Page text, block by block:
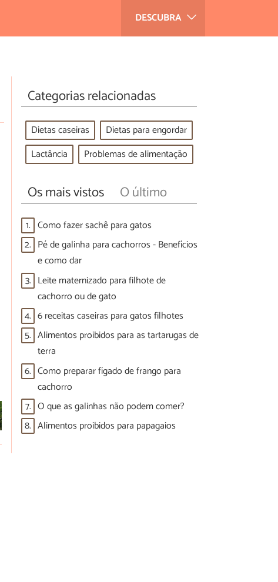
DESCUBRA
Categorias relacionadas
Dietas caseiras
Dietas para engordar
Lactância
Problemas de alimentação
Os mais vistos O último
1. Como fazer sachê para gatos
2. Pé de galinha para cachorros - Benefícios
e como dar
3. Leite maternizado para filhote de
cachorro ou de gato
4. 6 receitas caseiras para gatos filhotes
5. Alimentos proibidos para as tartarugas de
terra
6. Como preparar fígado de frango para
cachorro
7. O que as galinhas não podem comer?
8. Alimentos proibidos para papagaios